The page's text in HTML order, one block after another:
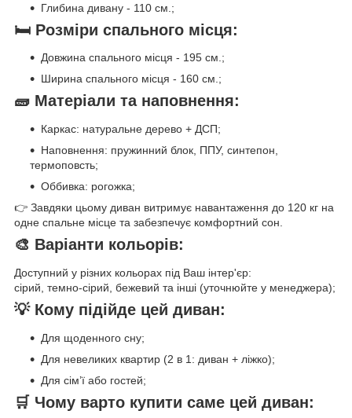
Глибина дивану - 110 см.;
🛏 Розміри спального місця:
Довжина спального місця - 195 см.;
Ширина спального місця - 160 см.;
🧱 Матеріали та наповнення:
Каркас: натуральне дерево + ДСП;
Наповнення: пружинний блок, ППУ, синтепон,
термоповсть;
Оббивка: рогожка;
👉 Завдяки цьому диван витримує навантаження до 120 кг на
одне спальне місце та забезпечує комфортний сон.
🎨 Варіанти кольорів:
Доступний у різних кольорах під Ваш інтер'єр:
сірий, темно-сірий, бежевий та інші (уточнюйте у менеджера);
💡 Кому підійде цей диван:
Для щоденного сну;
Для невеликих квартир (2 в 1: диван + ліжко);
Для сім’ї або гостей;
🛒 Чому варто купити саме цей диван: